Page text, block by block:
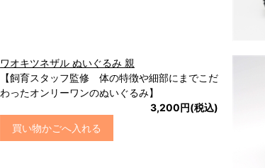
ワオキツネザル ぬいぐるみ 親
【飼育スタッフ監修 体の特徴や細部にまでこだ
わったオンリーワンのぬいぐるみ】
3,200円(税込)
買い物かごへ入れる